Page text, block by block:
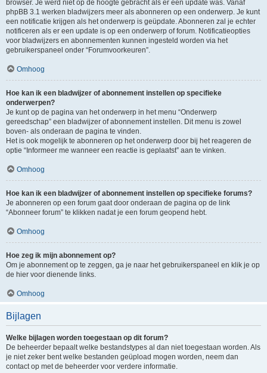
browser. Je werd niet op de hoogte gebracht als er een update was. Vanaf
phpBB 3.1 werken bladwijzers meer als abonneren op een onderwerp. Je kunt
een notificatie krijgen als het onderwerp is geüpdate. Abonneren zal je echter
notificeren als er een update is op een onderwerp of forum. Notificatieopties
voor bladwijzers en abonnementen kunnen ingesteld worden via het
gebruikerspaneel onder “Forumvoorkeuren”.
Omhoog
Hoe kan ik een bladwijzer of abonnement instellen op specifieke
onderwerpen?
Je kunt op de pagina van het onderwerp in het menu “Onderwerp
gereedschap” een bladwijzer of abonnement instellen. Dit menu is zowel
boven- als onderaan de pagina te vinden.
Het is ook mogelijk te abonneren op het onderwerp door bij het reageren de
optie “Informeer me wanneer een reactie is geplaatst” aan te vinken.
Omhoog
Hoe kan ik een bladwijzer of abonnement instellen op specifieke forums?
Je abonneren op een forum gaat door onderaan de pagina op de link
“Abonneer forum” te klikken nadat je een forum geopend hebt.
Omhoog
Hoe zeg ik mijn abonnement op?
Om je abonnement op te zeggen, ga je naar het gebruikerspaneel en klik je op
de hier voor dienende links.
Omhoog
Bijlagen
Welke bijlagen worden toegestaan op dit forum?
De beheerder bepaalt welke bestandstypes al dan niet toegestaan worden. Als
je niet zeker bent welke bestanden geüpload mogen worden, neem dan
contact op met de beheerder voor verdere informatie.